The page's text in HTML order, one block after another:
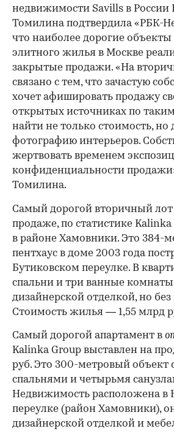
недвижимости Savills в России
Томилина подтвердила «РБК-
что наиболее дорогие
элитного жилья в Москве
закрытые продажи. «На
связано с тем, что зачастую
хочет афишировать продажу
открытых источниках по
найти не только стоимость, но
фотографию интерьеров.
жертвовать временем
конфиденциальности
Томилина.
Самый дорогой вторичный
продаже, по статистике Kalinka
в районе Хамовники. Это 384-
пентхаус в доме 2003 года
Бутиковском переулке. В
спальни и три ванные
дизайнерской отделкой, но
Стоимость жилья — 1,55 млрд
Самый дорогой апартамент в
Kalinka Group выставлен на
руб. Это 300-метровый объект
спальнями и четырьмя
Недвижимость расположена
переулке (район Хамовники),
дизайнерской отделкой и